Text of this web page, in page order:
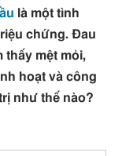
là một tình
chứng. Đau
thấy mệt mỏi,
hoạt và công
như thế nào?